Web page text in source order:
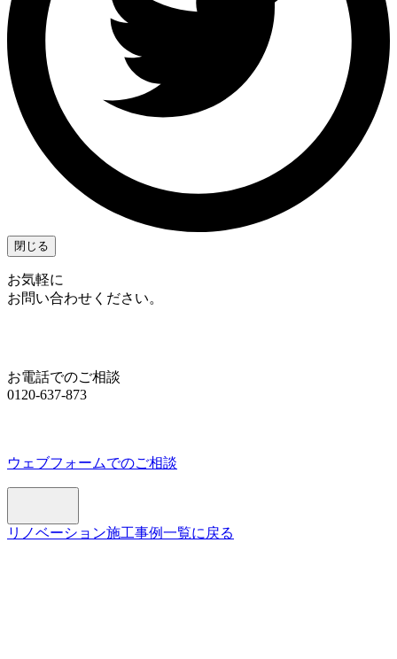
閉じる
お気軽に
お問い合わせください。
お電話でのご相談
0120-637-873
ウェブフォームでのご相談
リノベーション施工事例一覧に戻る